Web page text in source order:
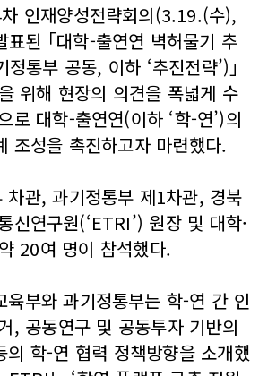
인재양성전략회의(3.19.(수),
표된 ｢대학-출연연 벽허물기 추
통부 공동, 이하 ‘추진전략’)｣
위해 현장의 의견을 폭넓게 수
로 대학-출연연(이하 ‘학-연’)의
조성을 촉진하고자 마련했다.
차관, 과기정통부 제1차관, 경북
신연구원(‘ETRI’) 원장 및 대학·
20여 명이 참석했다.
육부와 과기정통부는 학-연 간 인
, 공동연구 및 공동투자 기반의
의 학-연 협력 정책방향을 소개했